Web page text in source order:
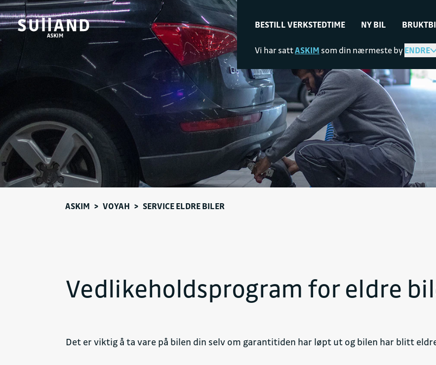
ASKIM
BESTILL VERKSTEDTIME NY BIL
Vi har sattASKIM som din nærmeste byENDRE
ASKIM > VOYAH > SERVICE ELDRE BILER
Vedlikeholdsprogram for eldre
Det er viktig å ta vare på bilen din selv om garantitiden har løpt ut og bilen har blitt